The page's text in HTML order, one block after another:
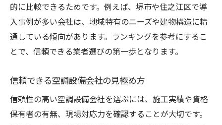
的に比較できるためです。例えば、堺市や住之江区で導
入事例が多い会社は、地域特有のニーズや建物構造に精
通している傾向があります。ランキングを参考にするこ
とで、信頼できる業者選びの第一歩となります。
信頼できる空調設備会社の見極め方
信頼性の高い空調設備会社を選ぶには、施工実績や資格
保有者の有無、現場対応力を確認することが大切です。